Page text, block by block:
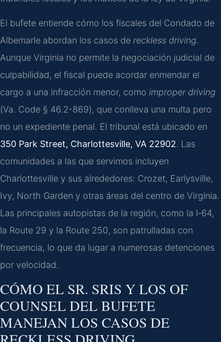
El bufete entiende cómo los fiscales del Condado de
Albemarle abordan los casos de reckless driving.
Aunque Virginia no permite la negociación judicial de
culpabilidad, el fiscal puede acordar enmendar el
cargo a una infracción menor, como improper driving
(Va. Code § 46.2-869), que conlleva una multa pero
no un expediente penal. El tribunal está ubicado en
350 Park Street, Charlottesville, VA 22902. Las
comunidades a las que servimos incluyen
Charlottesville y sus alrededores: Crozet, Earlysville,
Ivy, North Garden y otras áreas del centro de Virginia.
Las principales autopistas de la región, como la I‑64,
la Route 29 y la Route 250, son patrulladas con
frecuencia, lo que da lugar a numerosas detenciones
por velocidad.
CÓMO EL SR. SRIS Y LOS OF
COUNSEL DEL BUFETE
MANEJAN LOS CASOS DE